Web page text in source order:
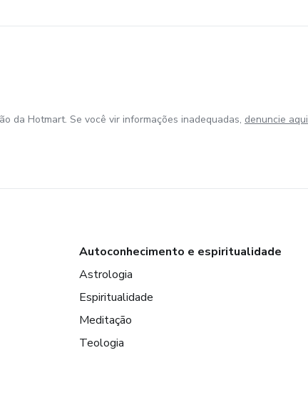
da Hotmart. Se você vir informações inadequadas, denuncie aqui
Autoconhecimento e espiritualidade
Astrologia
Espiritualidade
Meditação
Teologia